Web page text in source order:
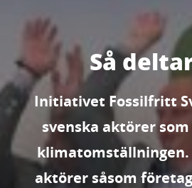
Så
Initiativet Fossilfritt
svenska aktörer
aktörer såsom